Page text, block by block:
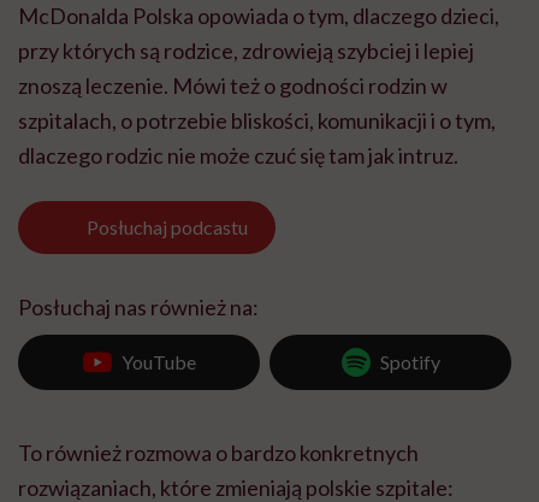
McDonalda Polska opowiada o tym, dlaczego dzieci,
przy których są rodzice, zdrowieją szybciej i lepiej
znoszą leczenie. Mówi też o godności rodzin w
szpitalach, o potrzebie bliskości, komunikacji i o tym,
dlaczego rodzic nie może czuć się tam jak intruz.
Posłuchaj podcastu
Posłuchaj nas również na:
YouTube Spotify
To również rozmowa o bardzo konkretnych
rozwiązaniach, które zmieniają polskie szpitale: